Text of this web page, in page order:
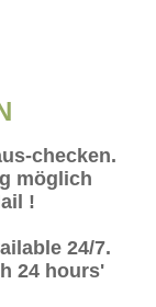
checken.
möglich
!
24/7.
24 hours'